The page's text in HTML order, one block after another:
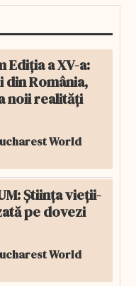
Ediția a XV-a:
din România,
noii realități
World
Știința vieții-
pe dovezi
World